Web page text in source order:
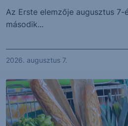
Az Erste elemzője augusztus
második...
2026. augusztus 7.